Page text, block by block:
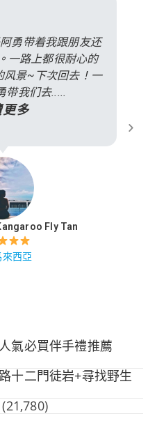
勇带着我跟朋友还
一路上都很耐心的
风景~下次回去！一
带我们去.....
多
Fly Tan
西亞
氣必買伴手禮推薦
十二門徒岩+尋找野生
(21,780)